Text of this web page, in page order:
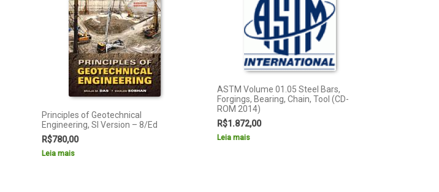
Principles of Geotechnical
Engineering, SI Version – 8/Ed
R$780,00
Leia mais
ASTM Volume 01.05 Steel Bars,
Forgings, Bearing, Chain, Tool (CD-
ROM 2014)
R$1.872,00
Leia mais